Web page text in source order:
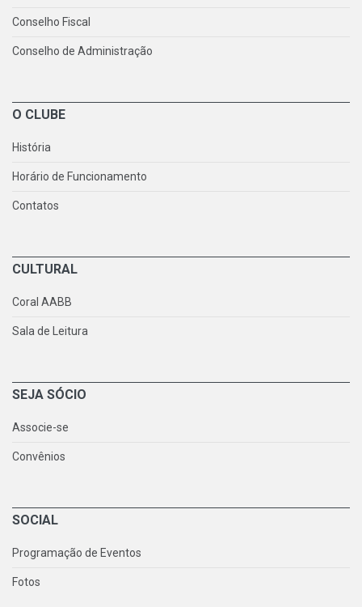
Conselho Fiscal
Conselho de Administração
O CLUBE
História
Horário de Funcionamento
Contatos
CULTURAL
Coral AABB
Sala de Leitura
SEJA SÓCIO
Associe-se
Convênios
SOCIAL
Programação de Eventos
Fotos